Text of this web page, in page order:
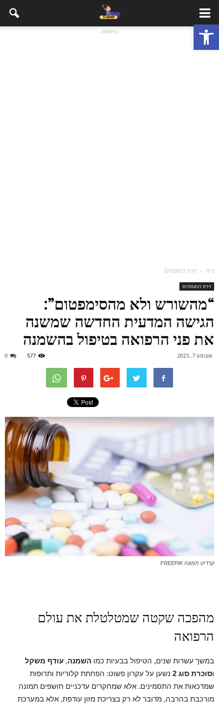
פתח סרגל נגישות - פרסומת -
בית זירת המומחים
זירת המומחים
“מהשורש ולא מהסימפטום”:
הגישה המדעית החדשה שמשנה
את פני הרפואה בטיפול בהשמנה
אוגוסט 7, 2025 0 577
קרדיט תמונה FREEPIK
מהפכה שקטה שמטלטלת את עולם
הרפואה
במשך עשרות שנים, הטיפול בבעיות כמו השמנה, עודף משקל
וסוכרת סוג 2
נשען על עקרון פשוט: הפחתת קלוריות ותרופות
שמדכאות את התסמינים. אלא שמחקרים עדכניים חושפים תמונה
מורכבת בהרבה, מדובר לא רק בצריכת מזון עודפת, אלא במערכת